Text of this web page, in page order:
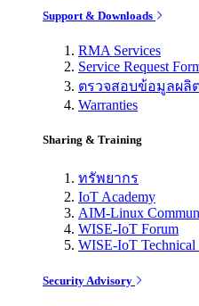
Support & Downloads
RMA Services
Service Request
ตรวจสอบข้อมูลผ
Warranties
Sharing & Training
ทรัพยากร
IoT Academy
AIM-Linux
WISE-IoT Forum
WISE-IoT Technical
Security Advisory